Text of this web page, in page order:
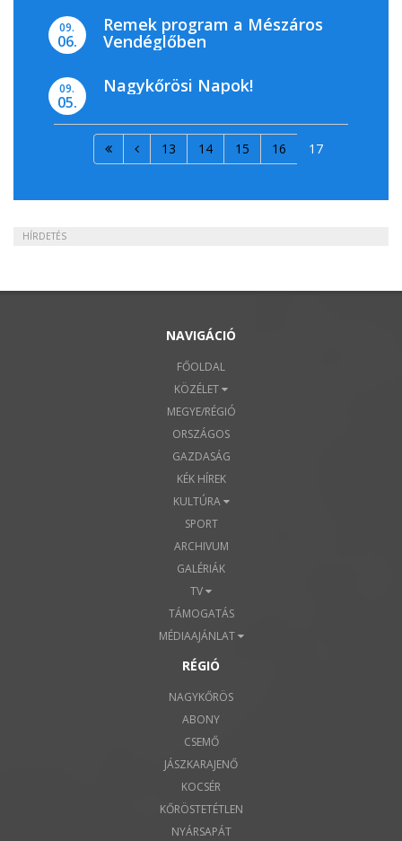
09.
06.
Remek program a Mészáros
Vendéglőben
09.
05.
Nagykőrösi Napok!
13 14 15 16 17
HÍRDETÉS
NAVIGÁCIÓ
FŐOLDAL
KÖZÉLET
MEGYE/RÉGIÓ
ORSZÁGOS
GAZDASÁG
KÉK HÍREK
KULTÚRA
SPORT
ARCHIVUM
GALÉRIÁK
TV
TÁMOGATÁS
MÉDIAAJÁNLAT
RÉGIÓ
NAGYKŐRÖS
ABONY
CSEMŐ
JÁSZKARAJENŐ
KOCSÉR
KŐRÖSTETÉTLEN
NYÁRSAPÁT